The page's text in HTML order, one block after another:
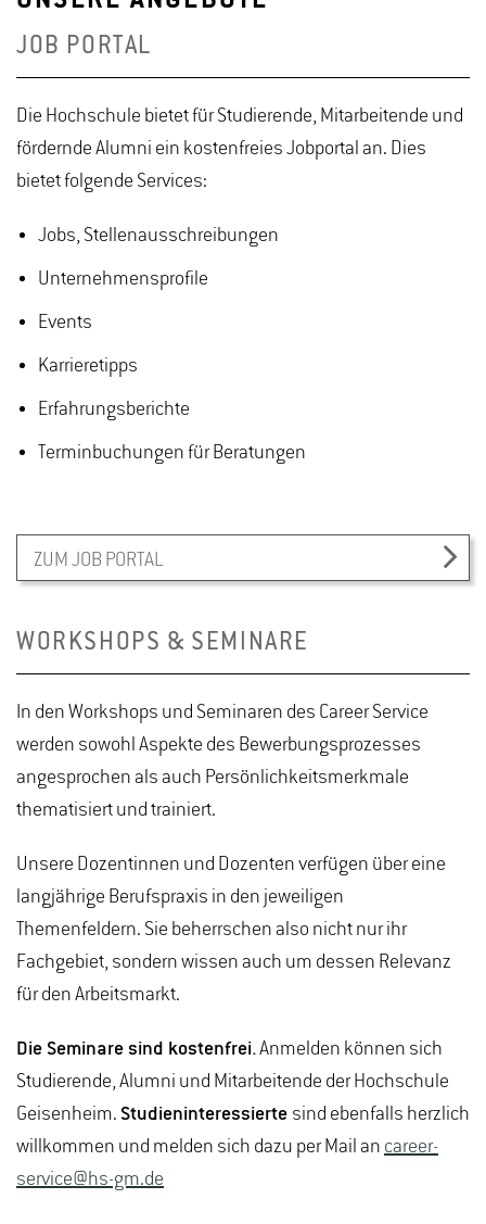
JOB PORTAL
Die Hochschule bietet für Studierende, Mitarbeitende und
fördernde Alumni ein kostenfreies Jobportal an. Dies
bietet folgende Services:
Jobs, Stellenausschreibungen
Unternehmensprofile
Events
Karrieretipps
Erfahrungsberichte
Terminbuchungen für Beratungen
ZUM JOB PORTAL
WORKSHOPS & SEMINARE
In den Workshops und Seminaren des Career Service
werden sowohl Aspekte des Bewerbungsprozesses
angesprochen als auch Persönlichkeitsmerkmale
thematisiert und trainiert.
Unsere Dozentinnen und Dozenten verfügen über eine
langjährige Berufspraxis in den jeweiligen
Themenfeldern. Sie beherrschen also nicht nur ihr
Fachgebiet, sondern wissen auch um dessen Relevanz
für den Arbeitsmarkt.
Die Seminare sind kostenfrei.Anmelden können sich
Studierende, Alumni und Mitarbeitende der Hochschule
Geisenheim. Studieninteressierte sind ebenfalls herzlich
willkommen und melden sich dazu per Mail an career-
service@hs-gm.de